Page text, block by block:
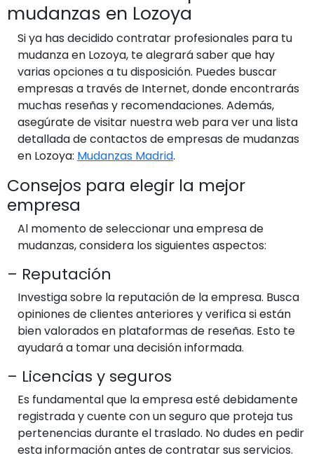
mudanzas en Lozoya
Si ya has decidido contratar profesionales para tu
mudanza en Lozoya, te alegrará saber que hay
varias opciones a tu disposición. Puedes buscar
empresas a través de Internet, donde encontrarás
muchas reseñas y recomendaciones. Además,
asegúrate de visitar nuestra web para ver una lista
detallada de contactos de empresas de mudanzas
en Lozoya: Mudanzas Madrid.
Consejos para elegir la mejor
empresa
Al momento de seleccionar una empresa de
mudanzas, considera los siguientes aspectos:
– Reputación
Investiga sobre la reputación de la empresa. Busca
opiniones de clientes anteriores y verifica si están
bien valorados en plataformas de reseñas. Esto te
ayudará a tomar una decisión informada.
– Licencias y seguros
Es fundamental que la empresa esté debidamente
registrada y cuente con un seguro que proteja tus
pertenencias durante el traslado. No dudes en pedir
esta información antes de contratar sus servicios.